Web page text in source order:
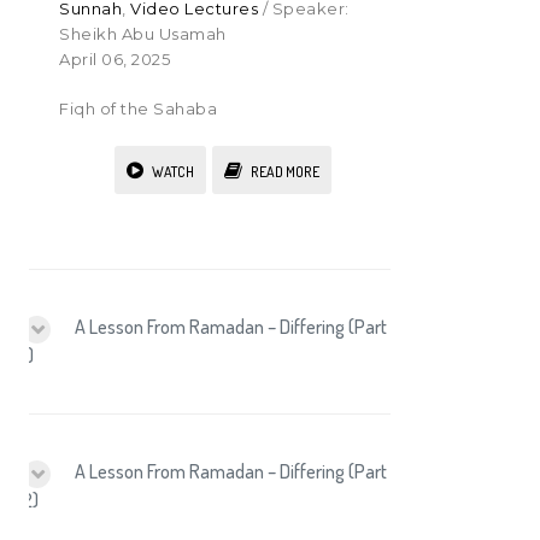
Sunnah Video Lectures / Speaker:
Sheikh Abu Usamah
April 06, 2025
Fiqh of the Sahaba
WATCH READ MORE
A Lesson From Ramadan – Differing (Part
1)
A Lesson From Ramadan – Differing (Part
2)